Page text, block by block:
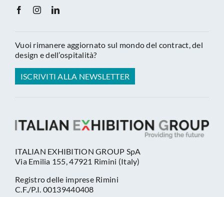
Vuoi rimanere aggiornato sul mondo del contract, del
design e dell’ospitalità?
ISCRIVITI ALLA NEWSLETTER
ITALIAN EXHIBITION GROUP SpA
Via Emilia 155, 47921 Rimini (Italy)
Registro delle imprese Rimini
C.F./P.I. 00139440408